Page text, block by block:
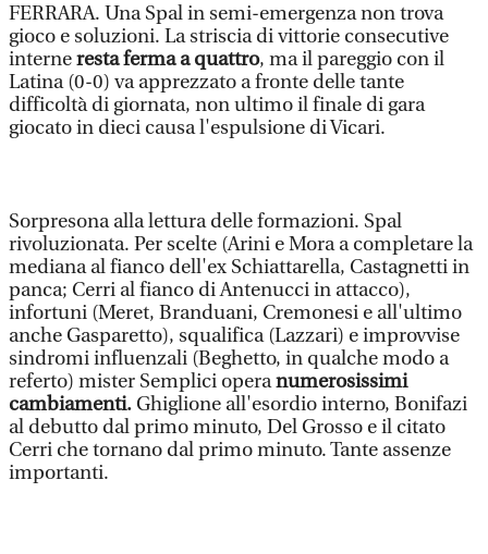
FERRARA. Una Spal in semi-emergenza non trova
gioco e soluzioni. La striscia di vittorie consecutive
interneresta ferma a quattro, ma il pareggio con il
Latina (0-0) va apprezzato a fronte delle tante
difficoltà di giornata, non ultimo il finale di gara
giocato in dieci causa l'espulsione di Vicari.
Sorpresona alla lettura delle formazioni. Spal
rivoluzionata. Per scelte (Arini e Mora a completare la
mediana al fianco dell'ex Schiattarella, Castagnetti in
panca; Cerri al fianco di Antenucci in attacco),
infortuni (Meret, Branduani, Cremonesi e all'ultimo
anche Gasparetto), squalifica (Lazzari) e improvvise
sindromi influenzali (Beghetto, in qualche modo a
referto) mister Semplici operanumerosissimi
cambiamenti.Ghiglione all'esordio interno, Bonifazi
al debutto dal primo minuto, Del Grosso e il citato
Cerri che tornano dal primo minuto. Tante assenze
importanti.